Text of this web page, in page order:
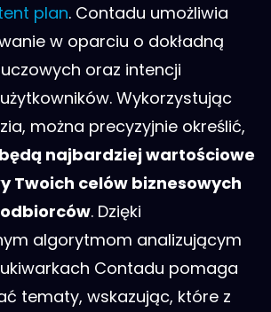
plan. Contadu umożliwia
w oparciu o dokładną
oraz intencji
Wykorzystując
można precyzyjnie określić,
najbardziej wartościowe
Twoich celów biznesowych
. Dzięki
algorytmom analizującym
Contadu pomaga
tematy, wskazując, które z